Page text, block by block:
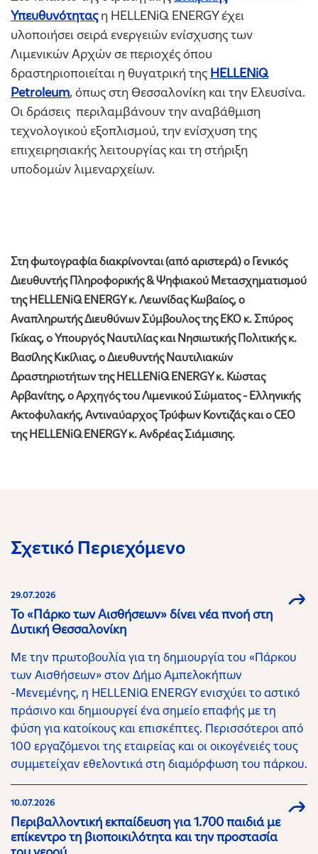
Υπευθυνότηταςη HELLENiQ ENERGY έχει
υλοποιήσει σειρά ενεργειών ενίσχυσης των
Λιμενικών Αρχών σε περιοχές όπου
δραστηριοποιείται η θυγατρική της HELLENiQ
Petroleum, όπως στη Θεσσαλονίκη και την Ελευσίνα.
Οι δράσεις περιλαμβάνουν την αναβάθμιση
τεχνολογικού εξοπλισμού, την ενίσχυση της
επιχειρησιακής λειτουργίας και τη στήριξη
υποδομών λιμεναρχείων.
Στη φωτογραφία διακρίνονται (από αριστερά) ο Γενικός
Διευθυντής Πληροφορικής & Ψηφιακού Μετασχηματισμού
της HELLENiQ ENERGY κ. Λεωνίδας Κωβαίος, ο
Αναπληρωτής Διευθύνων Σύμβουλος της ΕΚΟ κ. Σπύρος
Γκίκας, ο Υπουργός Ναυτιλίας και Νησιωτικής Πολιτικής κ.
Βασίλης Κικίλιας, ο Διευθυντής Ναυτιλιακών
Δραστηριοτήτων της HELLENiQ ENERGY κ. Κώστας
Αρβανίτης, ο Αρχηγός του Λιμενικού Σώματος - Ελληνικής
Ακτοφυλακής, Αντιναύαρχος Τρύφων Κοντιζάς και ο CEO
της HELLENiQ ENERGY κ. Ανδρέας Σιάμισιης.
Σχετικό Περιεχόμενο
29.07.2026
Το «Πάρκο των Αισθήσεων» δίνει νέα πνοή στη
Δυτική Θεσσαλονίκη
Με την πρωτοβουλία για τη δημιουργία του «Πάρκου
των Αισθήσεων» στον Δήμο Αμπελοκήπων
-Μενεμένης, η HELLENiQ ENERGY ενισχύει το αστικό
πράσινο και δημιουργεί ένα σημείο επαφής με τη
φύση για κατοίκους και επισκέπτες. Περισσότεροι από
100 εργαζόμενοι της εταιρείας και οι οικογένειές τους
συμμετείχαν εθελοντικά στη διαμόρφωση του πάρκου.
10.07.2026
Περιβαλλοντική εκπαίδευση για 1.700 παιδιά με
επίκεντρο τη βιοποικιλότητα και την προστασία